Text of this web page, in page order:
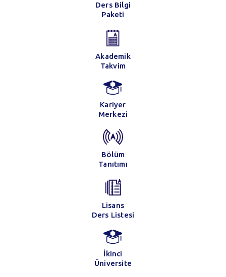
Ders Bilgi
Paketi
Akademik
Takvim
Kariyer
Merkezi
Bölüm
Tanıtımı
Lisans
Ders Listesi
İkinci
Üniversite